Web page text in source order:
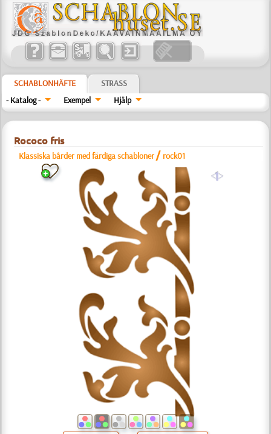
SCHABLONHÄFTE
STRASS
- Katalog -
Exempel Hjälp
Rococo fris
Klassiska bårder med färdiga schabloner / rock01
a